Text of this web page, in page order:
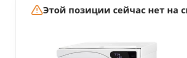
Этой позиции сейчас нет на